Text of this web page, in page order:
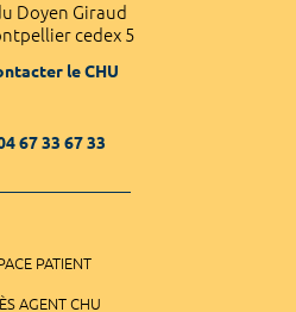
Doyen Giraud
cedex 5
le CHU
67 33 67 33
PATIENT
AGENT CHU